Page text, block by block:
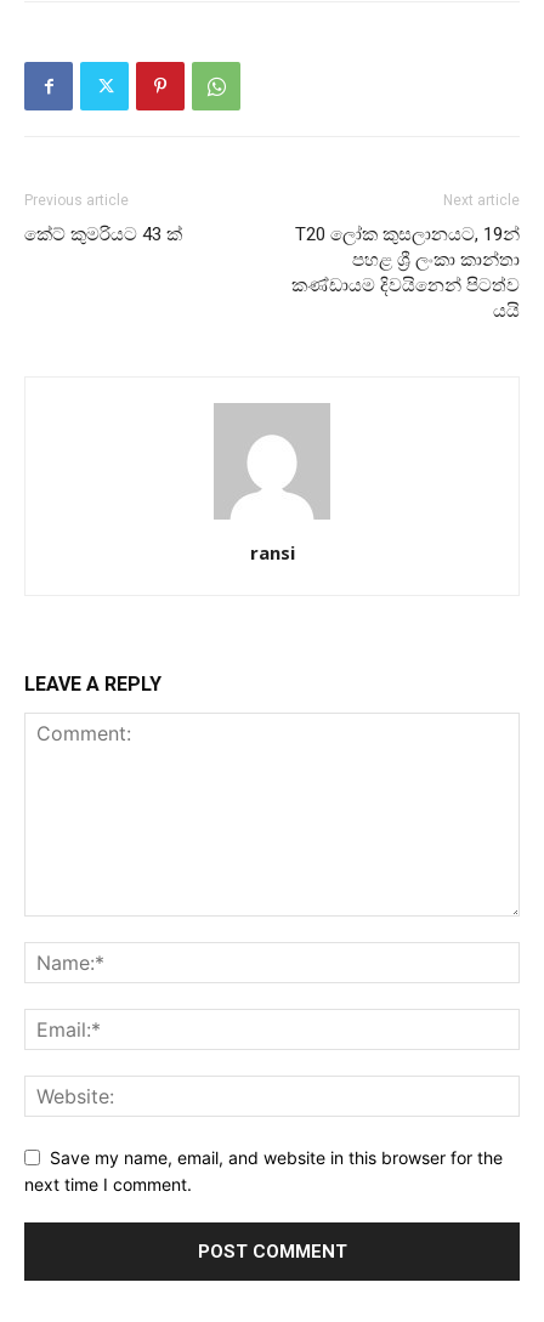
Previous article
කේට් කුමරියට 43 ක්
Next article
T20 ලෝක කුසලානයට, 19න්
පහළ ශ්‍රී ලංකා කාන්තා
කණ්ඩායම දිවයිනෙන් පිටත්ව
යයි
ransi
LEAVE A REPLY
Save my name, email, and website in this browser for the
next time I comment.